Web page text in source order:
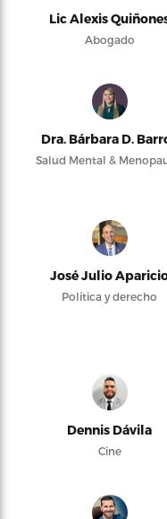
Lic Alexis
Abogado
Dra. Bárbara D.
Salud Mental &
José Julio
Política y derecho
Dennis Dávila
Cine